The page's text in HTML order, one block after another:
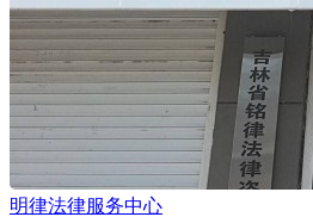
明律法律服务中心